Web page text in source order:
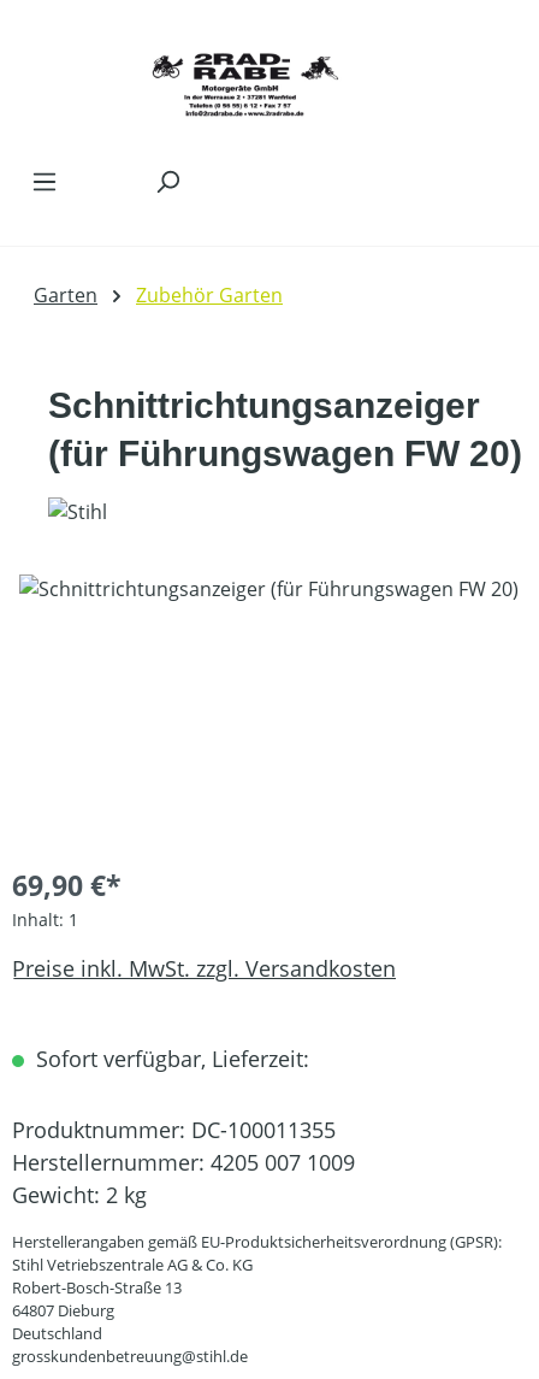
Garten Zubehör Garten
Schnittrichtungsanzeiger
(für Führungswagen FW 20)
Bildergalerie überspringen
69,90 €*
Inhalt: 1
Preise inkl. MwSt. zzgl. Versandkosten
Sofort verfügbar, Lieferzeit:
Produktnummer: DC-100011355
Herstellernummer: 4205 007 1009
Gewicht: 2 kg
Herstellerangaben gemäß EU-Produktsicherheitsverordnung (GPSR):
Stihl Vetriebszentrale AG & Co. KG
Robert-Bosch-Straße 13
64807 Dieburg
Deutschland
grosskundenbetreuung@stihl.de